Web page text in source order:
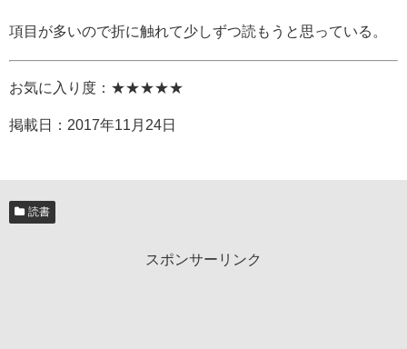
項目が多いので折に触れて少しずつ読もうと思っている。
お気に入り度：★★★★★
掲載日： 2017年11月24日
読書
スポンサーリンク